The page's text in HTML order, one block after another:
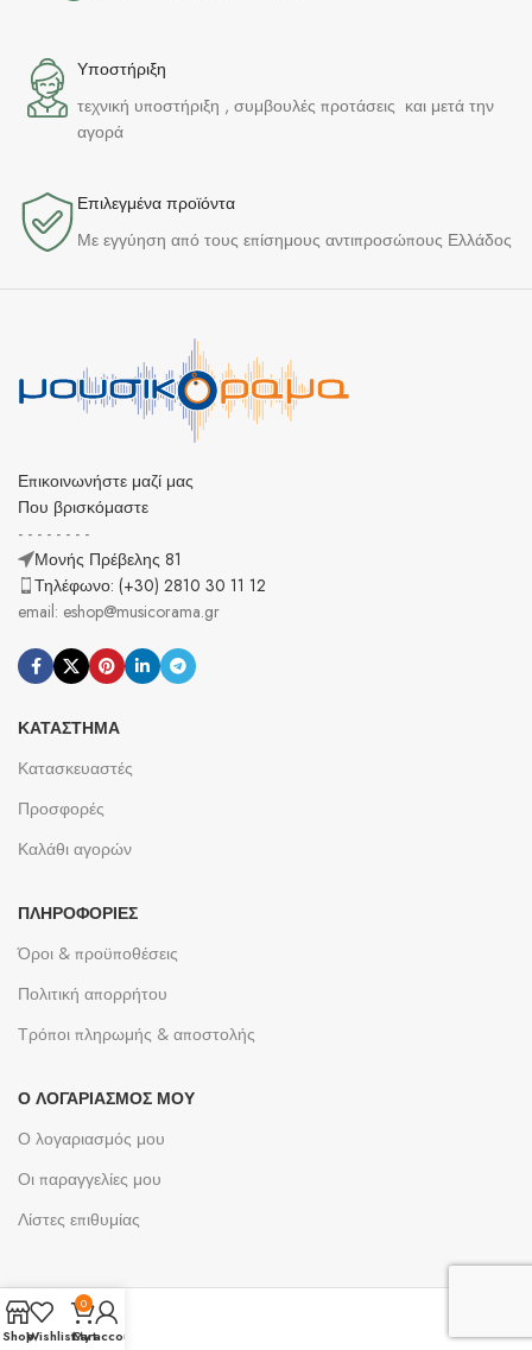
Υποστήριξη
τεχνική υποστήριξη , συμβουλές προτάσεις και μετά την
αγορά
Επιλεγμένα προϊόντα​
Με εγγύηση από τους επίσημους αντιπροσώπους Ελλάδος
Επικοινωνήστε μαζί μας
Που βρισκόμαστε
- - - - - - - -
Μονής Πρέβελης 81
Τηλέφωνο: (+30) 2810 30 11 12
email: eshop@musicorama.gr
ΚΑΤΆΣΤΗΜΑ
Κατασκευαστές
Προσφορές
Καλάθι αγορών
ΠΛΗΡΟΦΟΡΊΕΣ
Όροι & προϋποθέσεις
Πολιτική απορρήτου
Τρόποι πληρωμής & αποστολής
Ο ΛΟΓΑΡΙΑΣΜΌΣ ΜΟΥ
Ο λογαριασμός μου
Οι παραγγελίες μου
Λίστες επιθυμίας
ShopWishlist
0
Cart
My account